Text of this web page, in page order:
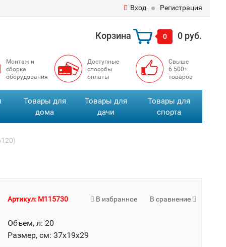
Вход Регистрация
Корзина 0 0 руб.
Монтаж и
сборка
оборудования
Доступные
способы
оплаты
Свыше
6 500+
товаров
Товары для
дома
Товары для
дачи
Товары для
спорта
В избранное В сравнение
Артикул: M115730
Объем, л: 20
Размер, см: 37x19x29